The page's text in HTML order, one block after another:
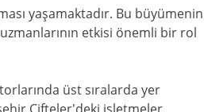
yaşamaktadır. Bu büyümenin
etkisi önemli bir rol
üst sıralarda yer